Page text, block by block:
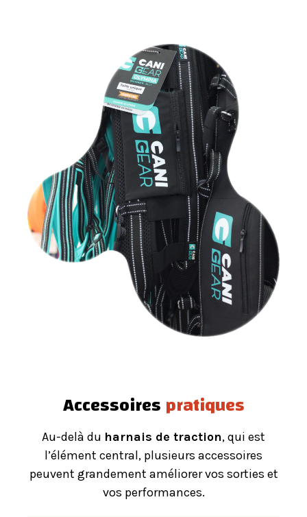
Accessoirespratiques
Au-delà du harnais de traction, qui est
l’élément central, plusieurs accessoires
peuvent grandement améliorer vos sorties et
vos performances.